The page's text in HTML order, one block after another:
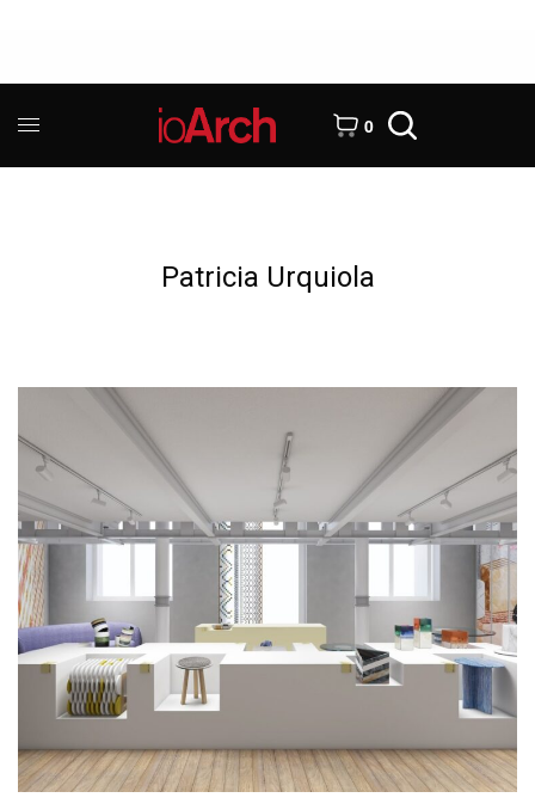
0
Patricia Urquiola